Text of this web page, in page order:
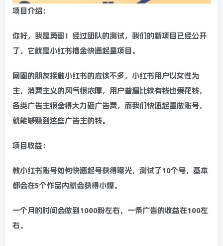
项目介绍：
你好，我是勇哥！经过团队的测试，我们的新项目已经公开
了，它就是小红书撸金快速起量项目。
网圈的朋友接触小红书的应该不多，小红书用户以女性为
主，消费主义的风气很浓厚，用户普遍比较有钱也爱花钱，
各类广告主很舍得大力砸广告费，而我们快速起量做账号，
就能够赚到这些广告主的钱。
项目收益：
教小红书账号如何快速起号获得曝光，测试了10个号，基本
都会在5个作品内就会获得小爆。
一个月的时间会做到1000粉左右，一条广告的收益在100左
右。